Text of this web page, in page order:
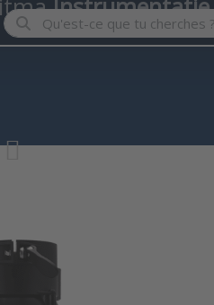
Enter a search term. Results
Instrumentatie